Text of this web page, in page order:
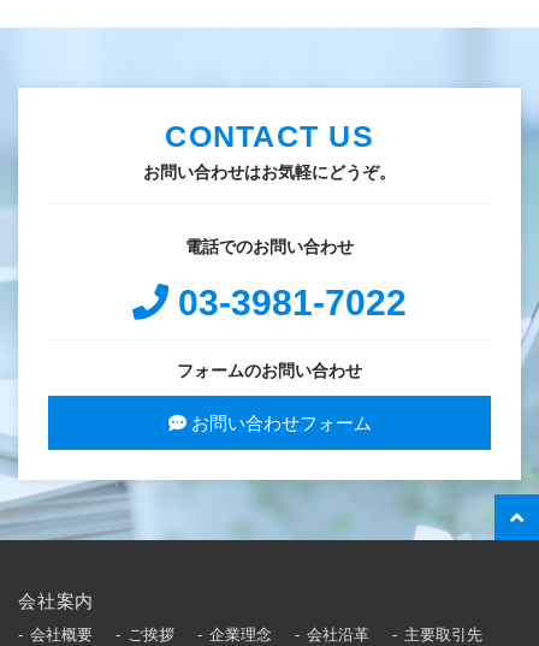
CONTACT US
お問い合わせはお気軽にどうぞ。
電話でのお問い合わせ
03-3981-7022
フォームのお問い合わせ
お問い合わせフォーム
会社案内
会社概要 ご挨拶 企業理念 会社沿革
主要取引先